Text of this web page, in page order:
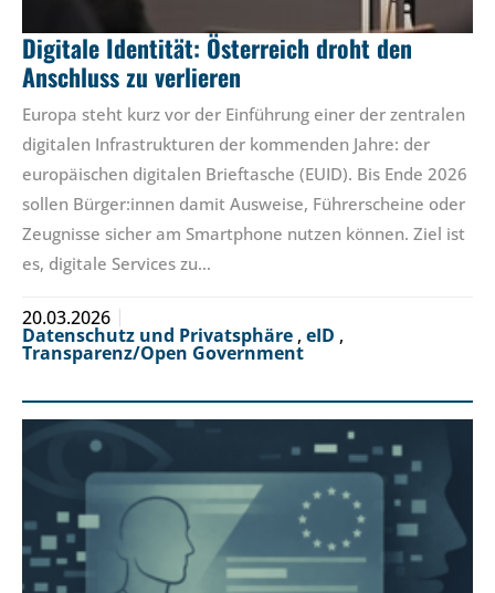
Digitale Identität: Österreich droht den
Anschluss zu verlieren
Europa steht kurz vor der Einführung einer der zentralen
digitalen Infrastrukturen der kommenden Jahre: der
europäischen digitalen Brieftasche (EUID). Bis Ende 2026
sollen Bürger:innen damit Ausweise, Führerscheine oder
Zeugnisse sicher am Smartphone nutzen können. Ziel ist
es, digitale Services zu…
20.03.2026
Datenschutz und Privatsphäre , eID ,
Transparenz/Open Government